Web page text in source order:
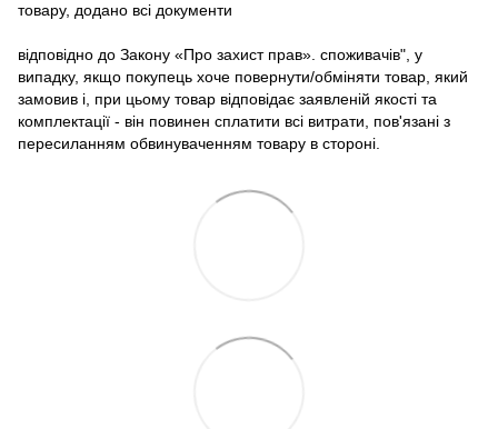
товару, додано всі документи
відповідно до Закону «Про захист прав». споживачів", у
випадку, якщо покупець хоче повернути/обміняти товар, який
замовив і, при цьому товар відповідає заявленій якості та
комплектації - він повинен сплатити всі витрати, пов'язані з
пересиланням обвинуваченням товару в стороні.